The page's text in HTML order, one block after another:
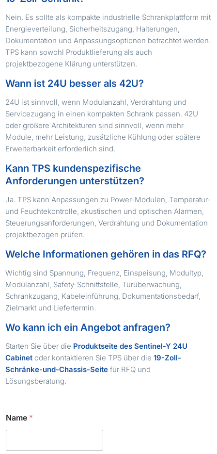
Nein. Es sollte als kompakte industrielle Schrankplattform mit
Energieverteilung, Sicherheitszugang, Halterungen,
Dokumentation und Anpassungsoptionen betrachtet werden.
TPS kann sowohl Produktlieferung als auch
projektbezogene Klärung unterstützen.
Wann ist 24U besser als 42U?
24U ist sinnvoll, wenn Modulanzahl, Verdrahtung und
Servicezugang in einen kompakten Schrank passen. 42U
oder größere Architekturen sind sinnvoll, wenn mehr
Module, mehr Leistung, zusätzliche Kühlung oder spätere
Erweiterbarkeit erforderlich sind.
Kann TPS kundenspezifische
Anforderungen unterstützen?
Ja. TPS kann Anpassungen zu Power-Modulen, Temperatur-
und Feuchtekontrolle, akustischen und optischen Alarmen,
Steuerungsanforderungen, Verdrahtung und Dokumentation
projektbezogen prüfen.
Welche Informationen gehören in das RFQ?
Wichtig sind Spannung, Frequenz, Einspeisung, Modultyp,
Modulanzahl, Safety-Schnittstelle, Türüberwachung,
Schrankzugang, Kabeleinführung, Dokumentationsbedarf,
Zielmarkt und Liefertermin.
Wo kann ich ein Angebot anfragen?
Starten Sie über die Produktseite des Sentinel-Y 24U
Cabinet oder kontaktieren Sie TPS über die19-Zoll-
Schränke-und-Chassis-Seite für RFQ und
Lösungsberatung.
Name *